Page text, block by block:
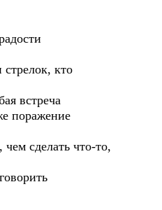
стрелок, кто
встреча
поражение
сделать что-то,